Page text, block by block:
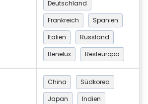
Deutschland
Frankreich
Spanien
Italien
Russland
Benelux
Resteuropa
China
Südkorea
Japan
Indien